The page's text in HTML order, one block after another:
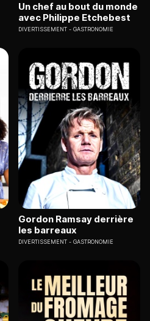
Un chef au bout du monde
avec Philippe Etchebest
DIVERTISSEMENT GASTRONOMIE
Gordon Ramsay derrière
les barreaux
DIVERTISSEMENT GASTRONOMIE